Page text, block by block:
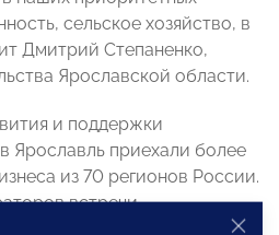
сельское хозяйство, в
Дмитрий Степаненко,
Ярославской области.
и поддержки
Ярославль приехали более
из 70 регионов России.
встречи -